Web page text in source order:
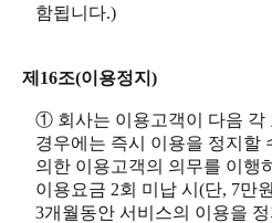
함됩니다.)
제16조(이용정지)
① 회사는 이용고객이 다음 각
경우에는 즉시 이용을 정지할
의한 이용고객의 의무를 이행
이용요금 2회 미납 시(단, 7만
3개월동안 서비스의 이용을